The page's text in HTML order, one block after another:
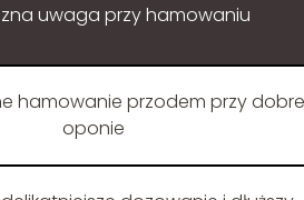
uwaga przy hamowaniu
hamowanie przodem przy
oponie